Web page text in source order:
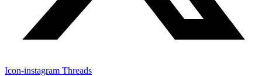
Icon-instagram Threads